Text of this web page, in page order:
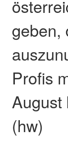
geben,
Profis
August
(hw)